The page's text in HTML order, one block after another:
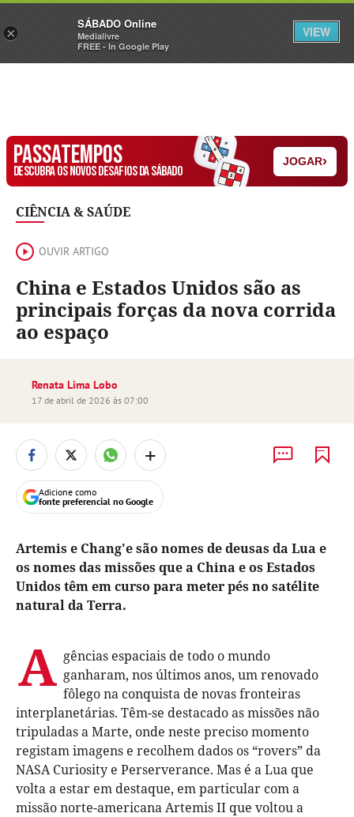
Sábado Assine Iniciar Sessão
PASSATEMPOS
DESCUBRA OS NOVOS DESAFIOS DA SÁBADO
JOGAR›
CIÊNCIA & SAÚDE
OUVIR ARTIGO
China e Estados Unidos são as
principais forças da nova corrida
ao espaço
Renata Lima Lobo
17 de abril de 2026 às 07:00
+
Adicione como
fonte preferencial no Google
Artemis e Chang'e são nomes de deusas da Lua e
os nomes das missões que a China e os Estados
Unidos têm em curso para meter pés no satélite
natural da Terra.
A gências espaciais de todo o mundo
ganharam, nos últimos anos, um renovado
fôlego na conquista de novas fronteiras
interplanetárias. Têm-se destacado as missões não
tripuladas a Marte, onde neste preciso momento
registam imagens e recolhem dados os “rovers” da
NASA Curiosity e Perserverance. Mas é a Lua que
volta a estar em destaque, em particular com a
missão norte-americana Artemis II que voltou a
×
SÁBADO Online
Medialivre
FREE - In Google Play
VIEW